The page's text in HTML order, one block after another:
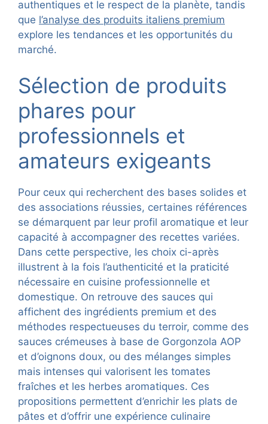
authentiques et le respect de la planète, tandis
que l’analyse des produits italiens premium
explore les tendances et les opportunités du
marché.
Sélection de produits
phares pour
professionnels et
amateurs exigeants
Pour ceux qui recherchent des bases solides et
des associations réussies, certaines références
se démarquent par leur profil aromatique et leur
capacité à accompagner des recettes variées.
Dans cette perspective, les choix ci-après
illustrent à la fois l’authenticité et la praticité
nécessaire en cuisine professionnelle et
domestique. On retrouve des sauces qui
affichent des ingrédients premium et des
méthodes respectueuses du terroir, comme des
sauces crémeuses à base de Gorgonzola AOP
et d’oignons doux, ou des mélanges simples
mais intenses qui valorisent les tomates
fraîches et les herbes aromatiques. Ces
propositions permettent d’enrichir les plats de
pâtes et d’offrir une expérience culinaire